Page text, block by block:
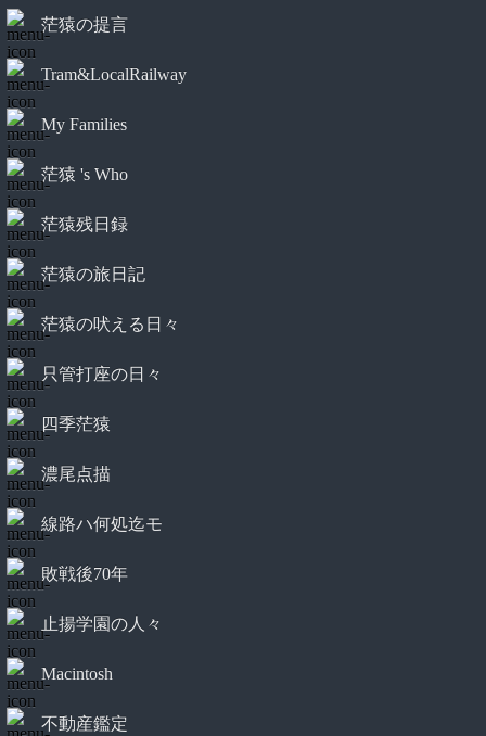
茫猿の提言
Tram&LocalRailway
My Families
茫猿 's Who
茫猿残日録
茫猿の旅日記
茫猿の吠える日々
只管打座の日々
四季茫猿
濃尾点描
線路ハ何処迄モ
敗戦後70年
止揚学園の人々
Macintosh
不動産鑑定